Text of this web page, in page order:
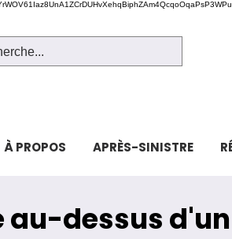
À PROPOS APRÈS-SINISTRE
au-dessus d'un